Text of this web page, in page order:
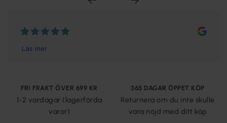
FRI FRAKT ÖVER 699 KR
1-2 vardagar (lagerförda
varor)
365 DAGAR ÖPPET KÖP
Returnera om du inte skulle
vara nöjd med ditt köp